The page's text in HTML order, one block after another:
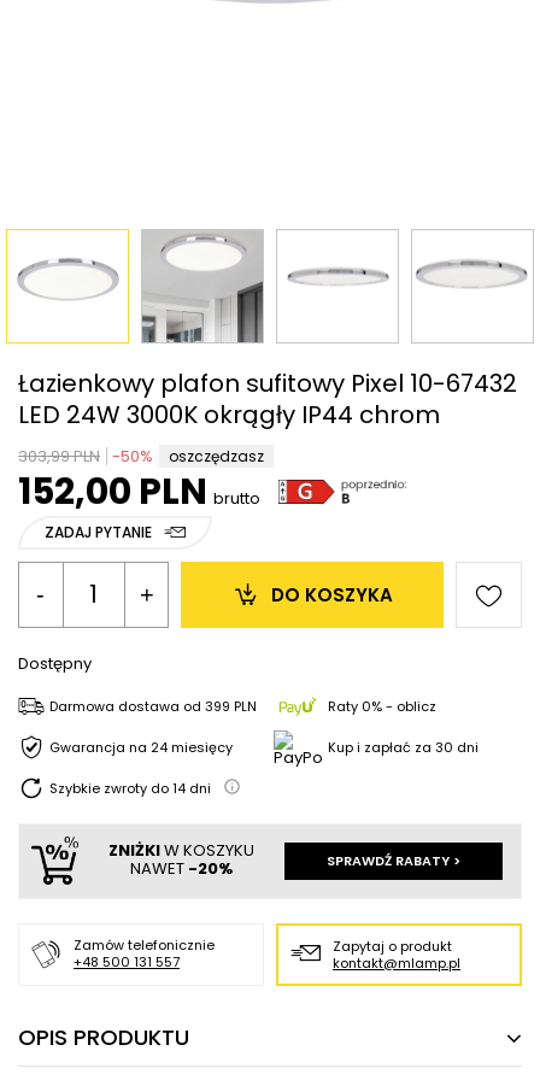
Łazienkowy plafon sufitowy Pixel 10-67432
LED 24W 3000K okrągły IP44 chrom
303,99 PLN -50% oszczędzasz
152,00 PLN brutto
ZADAJ PYTANIE
- + DO KOSZYKA
Dostępny
Darmowa dostawa od 399 PLN Raty 0% - oblicz
Gwarancja na 24 miesięcy Kup i zapłać za 30 dni
Szybkie zwroty do14 dni
ZNIŻKIW KOSZYKU
NAWET -20% SPRAWDŹ RABATY >
Zamów telefonicznie
+48 500 131 557
Zapytaj o produkt
kontakt@mlamp.pl
OPIS PRODUKTU